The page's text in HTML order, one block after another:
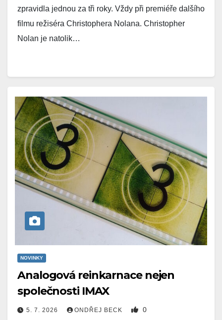
zpravidla jednou za tři roky. Vždy při premiéře dalšího
filmu režiséra Christophera Nolana. Christopher
Nolan je natolik…
NOVINKY
Analogová reinkarnace nejen
společnosti IMAX
5. 7. 2026 ONDŘEJ BECK 0